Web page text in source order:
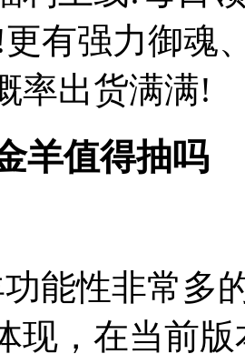
更有强力御魂
率出货满满!
羊值得抽吗
能性非常多
现，在当前